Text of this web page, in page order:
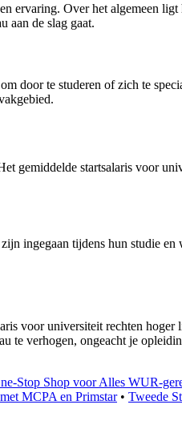
ervaring. Over het algemeen ligt
aan de slag gaat.
door te studeren of zich te
gemiddelde startsalaris voor
ingegaan tijdens hun studie en
voor universiteit rechten hoger
te verhogen, ongeacht je
Stop Shop voor Alles WUR-
MCPA en Primstar• Tweede